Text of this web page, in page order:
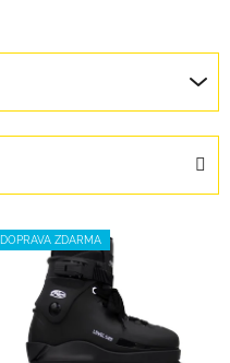
DOPRAVA ZDARMA